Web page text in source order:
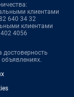
клиентами
640 34 32
клиентами
4056
достоверность